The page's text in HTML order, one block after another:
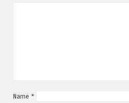
Name *